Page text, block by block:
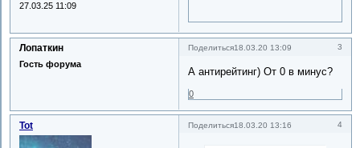
27.03.25 11:09
Поделиться 3
18.03.20 13:09
Лопаткин
Гость форума
А антирейтинг) От 0 в минус?
0
Поделиться 4
18.03.20 13:16
Tot